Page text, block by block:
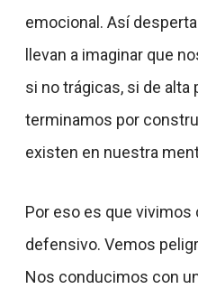
emocional. Así
llevan a imaginar que
si no trágicas, si de alta
terminamos por
existen en nuestra
Por eso es que
defensivo. Vemos
Nos conducimos con